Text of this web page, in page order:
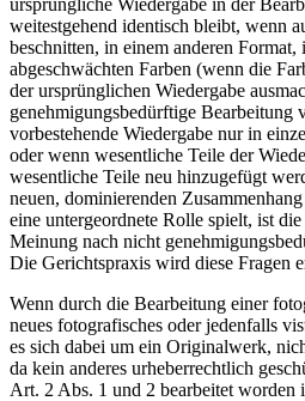
weitestgehend identisch bleibt, wenn
beschnitten, in einem anderen
abgeschwächten Farben (wenn die
der ursprünglichen Wiedergabe
genehmigungsbedürftige Bearbeitung
vorbestehende Wiedergabe nur in
oder wenn wesentliche Teile der
wesentliche Teile neu hinzugefügt
neuen, dominierenden
eine untergeordnete Rolle spielt, ist
Meinung nach nicht
Die Gerichtspraxis wird diese Fragen
Wenn durch die Bearbeitung einer
neues fotografisches oder jedenfalls
es sich dabei um ein Originalwerk,
da kein anderes urheberrechtlich
Art. 2 Abs. 1 und 2 bearbeitet worden